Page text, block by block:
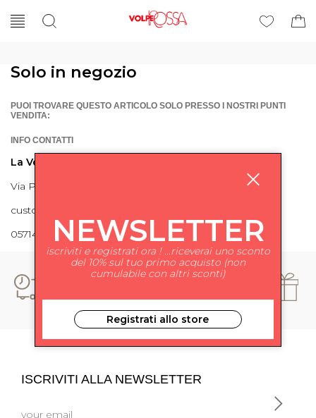
Solo in negozio
PUOI TROVARE QUESTO ARTICOLO SOLO PRESSO I NOSTRI PUNTI
VENDITA:
INFO CONTATTI
La Volpe Rossa
Via Piave 27 56024 Ponte a Egola
customercare@lavolperossa.it
0571498228
ISCRIVITI ALLA NEWSLETTER
NEWSLETTER
iscriviti e registrati ora ! ...riceverai uno sconto
del 10% sul tuo primo acquisto (non
cumulabile con altri sconti)
Registrati allo store